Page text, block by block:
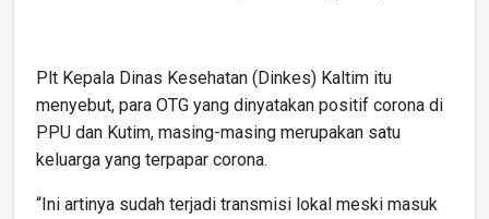
Plt Kepala Dinas Kesehatan (Dinkes) Kaltim itu
menyebut, para OTG yang dinyatakan positif corona di
PPU dan Kutim, masing-masing merupakan satu
keluarga yang terpapar corona.
“Ini artinya sudah terjadi transmisi lokal meski masuk